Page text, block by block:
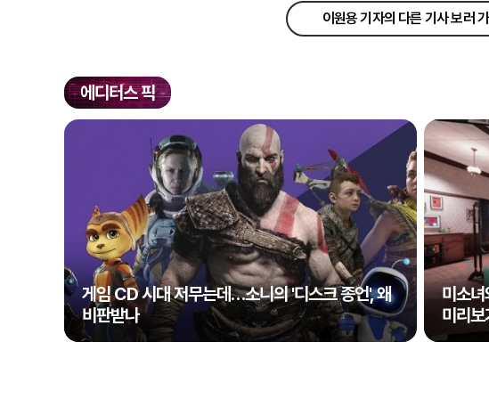
이원용 기자의 다른 기사 보러 가
에디터스 픽
게임 CD 시대 저무는데…소니의 '디스크 종언', 왜
비판받나
미소녀
미리보